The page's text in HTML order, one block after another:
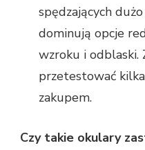
spędzających
dominują opcje
wzroku i odblaski.
przetestować
zakupem.
Czy takie okulary